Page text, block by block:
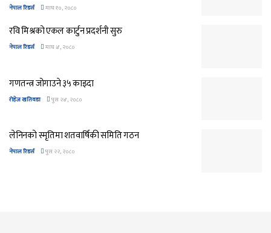
नेपाल रिडर्स माघ १०, २०८०
रवि मिश्रको एकल कार्टुन प्रदर्शनी सुरु
नेपाल रिडर्स माघ ४, २०८०
गणतन्त्र जोगाउने ३५ काइदा
रोहेज खतिवडा पुस २४, २०८०
लेनिनको स्मृतिमा शतवार्षिकी समिति गठन
नेपाल रिडर्स पुस २२, २०८०